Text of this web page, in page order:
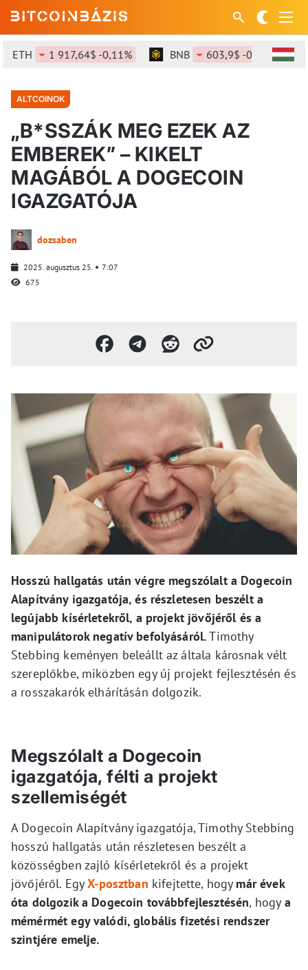
1 917,64$ -0,11% BNB 603,9$ -0,02%
ALTCOINOK
„B*SSZÁK MEG EZEK AZ
EMBEREK” – KIKELT
MAGÁBÓL A DOGECOIN
IGAZGATÓJA
dozsaben
2025. augusztus 25.
7:07
675
Hosszú hallgatás után végre megszólalt a Dogecoin
Alapítvány igazgatója, és részletesen beszélt a
legújabb kísérletekről, a projekt jövőjéről és a
manipulátorok negatív befolyásáról.Timothy
Stebbing keményen beleállt az általa károsnak vélt
szereplőkbe, miközben egy új projekt fejlesztésén és
a rosszakarók elhárításán dolgozik.
Megszólalt a Dogecoin
igazgatója, félti a projekt
szellemiségét
A Dogecoin Alapítvány igazgatója, Timothy Stebbing
hosszú hallgatás után részletesen beszélt a
közösségben zajló kísérletekről és a projekt
jövőjéről. EgyX-posztban kifejtette, hogy már évek
óta dolgozik a Dogecoin továbbfejlesztésén, hogy a
mémérmét egy valódi, globális fizetési rendszer
szintjére emelje.